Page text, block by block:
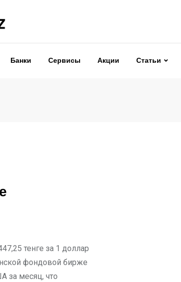
Банки Сервисы Акции Статьи
фондовой бирже
за месяц, что